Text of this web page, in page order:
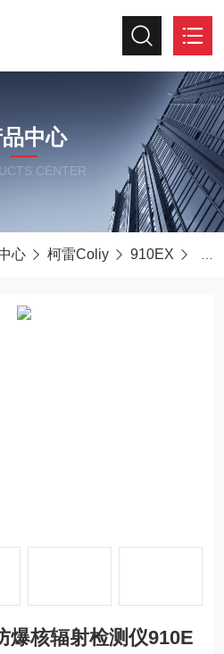
中心
CENTER
心 柯雷Coliy 910EX
爆核辐射检测仪910E